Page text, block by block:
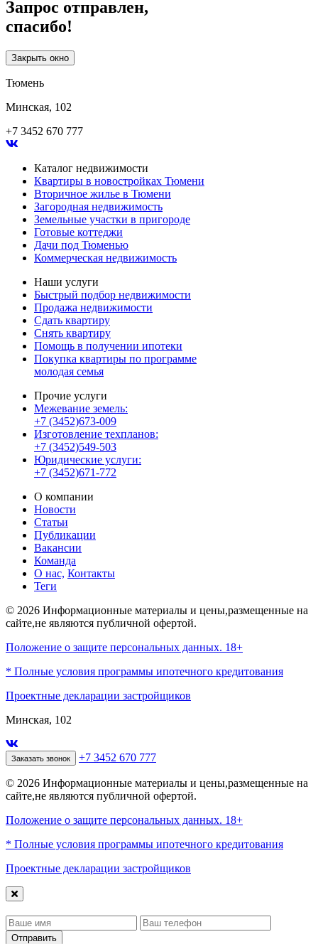
Запрос отправлен,
спасибо!
Закрыть окно
Тюмень
Минская, 102
+7 3452 670 777
Каталог недвижимости
Квартиры в новостройках Тюмени
Вторичное жилье в Тюмени
Загородная недвижимость
Земельные участки в пригороде
Готовые коттеджи
Дачи под Тюменью
Коммерческая недвижимость
Наши услуги
Быстрый подбор недвижимости
Продажа недвижимости
Сдать квартиру
Снять квартиру
Помощь в получении ипотеки
Покупка квартиры по программе
молодая семья
Прочие услуги
Межевание земель:
+7 (3452)673-009
Изготовление техпланов:
+7 (3452)549-503
Юридические услуги:
+7 (3452)671-772
О компании
Новости
Статьи
Публикации
Вакансии
Команда
О нас, Контакты
Теги
© 2026 Информационные материалы и цены,размещенные на
сайте,не являются публичной офертой.
Положение о защите персональных данных. 18+
* Полные условия программы ипотечного кредитования
Проектные декларации застройщиков
Минская, 102
Заказать звонок +7 3452 670 777
© 2026 Информационные материалы и цены,размещенные на
сайте,не являются публичной офертой.
Положение о защите персональных данных. 18+
* Полные условия программы ипотечного кредитования
Проектные декларации застройщиков
Отправить